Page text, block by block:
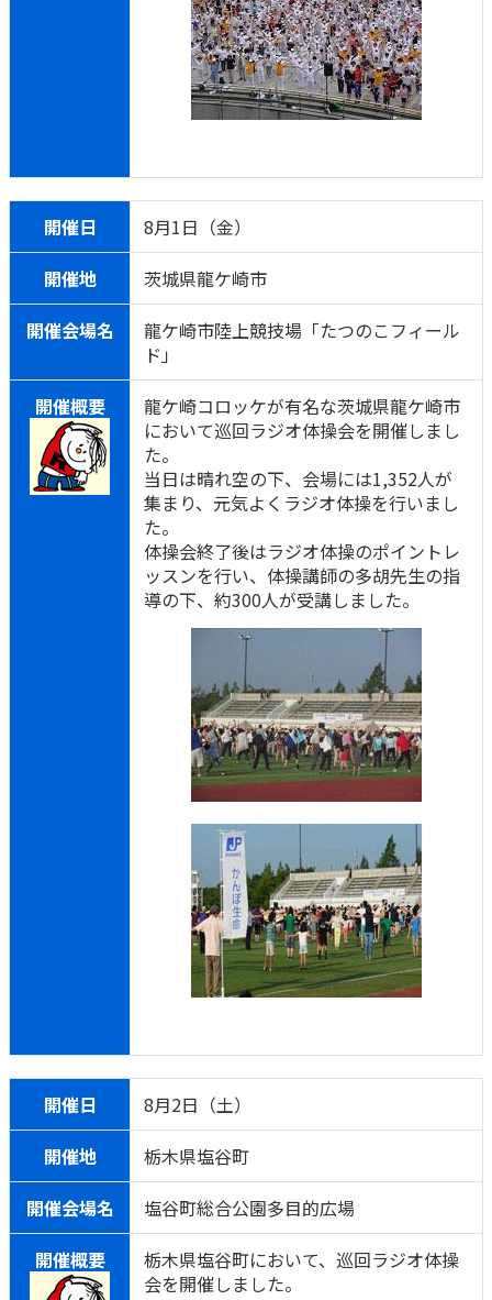
開催日
8月1日（金）
開催地
茨城県龍ケ崎市
開催会場名
龍ケ崎市陸上競技場「たつのこフィール
ド」
開催概要
龍ケ崎コロッケが有名な茨城県龍ケ崎市
において巡回ラジオ体操会を開催しまし
た。
当日は晴れ空の下、会場には1,352人が
集まり、元気よくラジオ体操を行いまし
た。
体操会終了後はラジオ体操のポイントレ
ッスンを行い、体操講師の多胡先生の指
導の下、約300人が受講しました。
開催日
8月2日（土）
開催地
栃木県塩谷町
開催会場名
塩谷町総合公園多目的広場
開催概要
栃木県塩谷町において、巡回ラジオ体操
会を開催しました。